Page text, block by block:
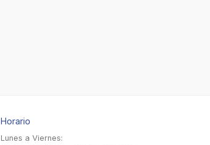
Horario
Lunes a Viernes: